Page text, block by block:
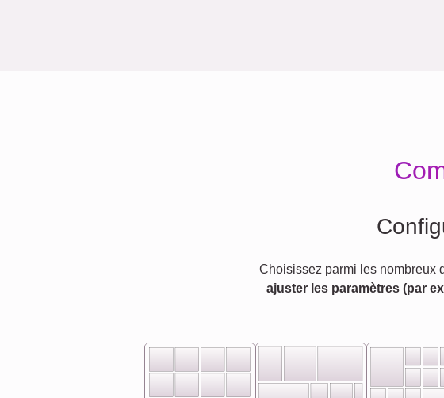
Choisissez parmi les nombreux
ajuster les paramètres (par